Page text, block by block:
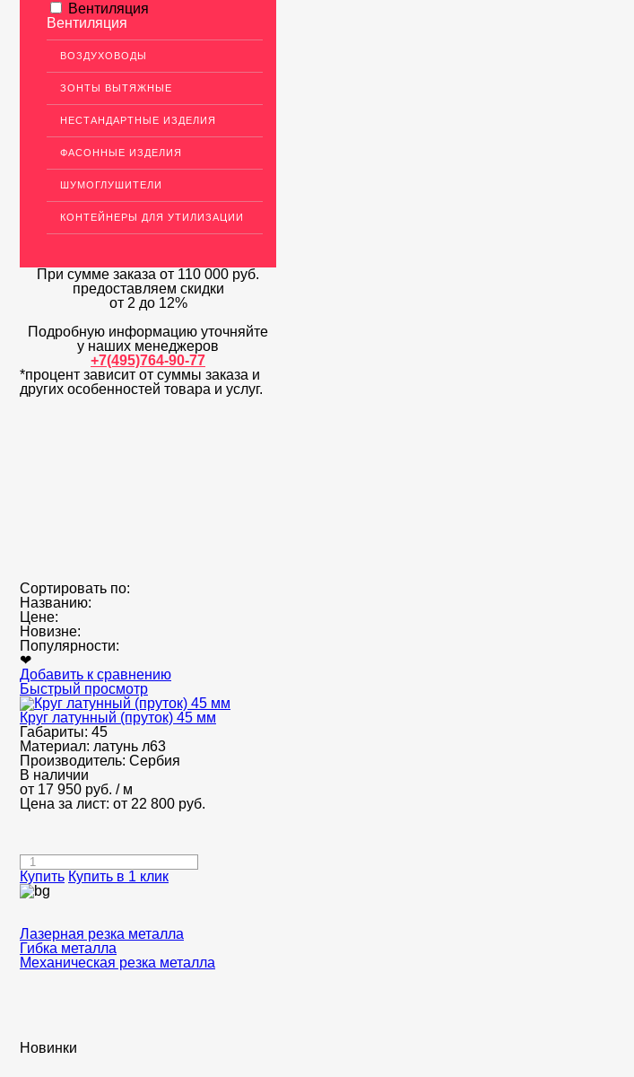
Вентиляция
Вентиляция
ВОЗДУХОВОДЫ
ЗОНТЫ ВЫТЯЖНЫЕ
НЕСТАНДАРТНЫЕ ИЗДЕЛИЯ
ФАСОННЫЕ ИЗДЕЛИЯ
ШУМОГЛУШИТЕЛИ
КОНТЕЙНЕРЫ ДЛЯ УТИЛИЗАЦИИ
При сумме заказа от 110 000 руб.
предоставляем скидки
от 2 до 12%
Подробную информацию уточняйте
у наших менеджеров
+7(495)764-90-77
*процент зависит от суммы заказа и
других особенностей товара и услуг.
Сортировать по:
Названию:
Цене:
Новизне:
Популярности:
❤
Добавить к сравнению
Быстрый просмотр
Круг латунный (пруток) 45 мм
Габариты: 45
Материал: латунь л63
Производитель: Сербия
В наличии
от 17 950 руб. / м
Цена за лист: от 22 800 руб.
Купить Купить в 1 клик
Лазерная резка металла
Гибка металла
Механическая резка металла
Новинки